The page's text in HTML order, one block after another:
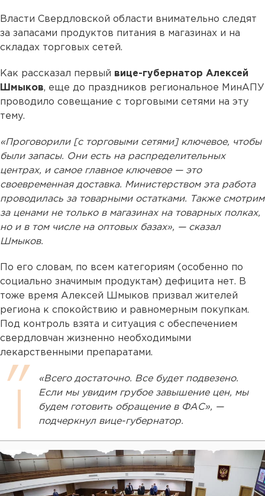
Власти Свердловской области внимательно следят
за запасами продуктов питания в магазинах и на
складах торговых сетей.
Как рассказал первый вице-губернатор Алексей
Шмыков, еще до праздников региональное МинАПУ
проводило совещание с торговыми сетями на эту
тему.
«Проговорили [с торговыми сетями] ключевое, чтобы
были запасы. Они есть на распределительных
центрах, и самое главное ключевое — это
своевременная доставка. Министерством эта работа
проводилась за товарными остатками. Также смотрим
за ценами не только в магазинах на товарных полках,
но и в том числе на оптовых базах», — сказал
Шмыков.
По его словам, по всем категориям (особенно по
социально значимым продуктам) дефицита нет. В
тоже время Алексей Шмыков призвал жителей
региона к спокойствию и равномерным покупкам.
Под контроль взята и ситуация с обеспечением
свердловчан жизненно необходимыми
лекарственными препаратами.
«Всего достаточно. Все будет подвезено.
Если мы увидим грубое завышение цен, мы
будем готовить обращение в ФАС», —
подчеркнул вице-губернатор.